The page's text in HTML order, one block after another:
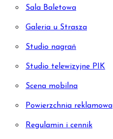
Sala Baletowa
Galeria u Strasza
Studio nagrań
Studio telewizyjne PIK
Scena mobilna
Powierzchnia reklamowa
Regulamin i cennik